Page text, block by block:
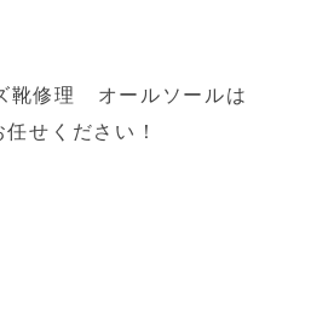
靴修理 オールソールは
せください！